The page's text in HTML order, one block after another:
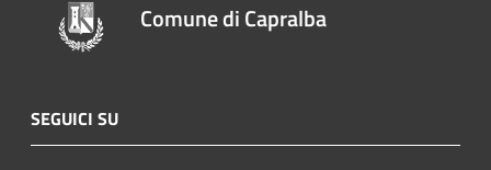
Comune di Capralba
SEGUICI SU